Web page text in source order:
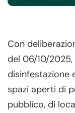
Con
del 06/10/2025,
disinfestazione
spazi aperti di
pubblico, di